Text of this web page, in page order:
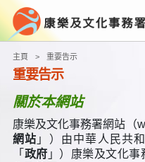
主頁 重要告示
重要告示
關於本網站
康樂及文化事務署網站（
網站 」）由中華人民共
「 政府 」）康樂及文化事